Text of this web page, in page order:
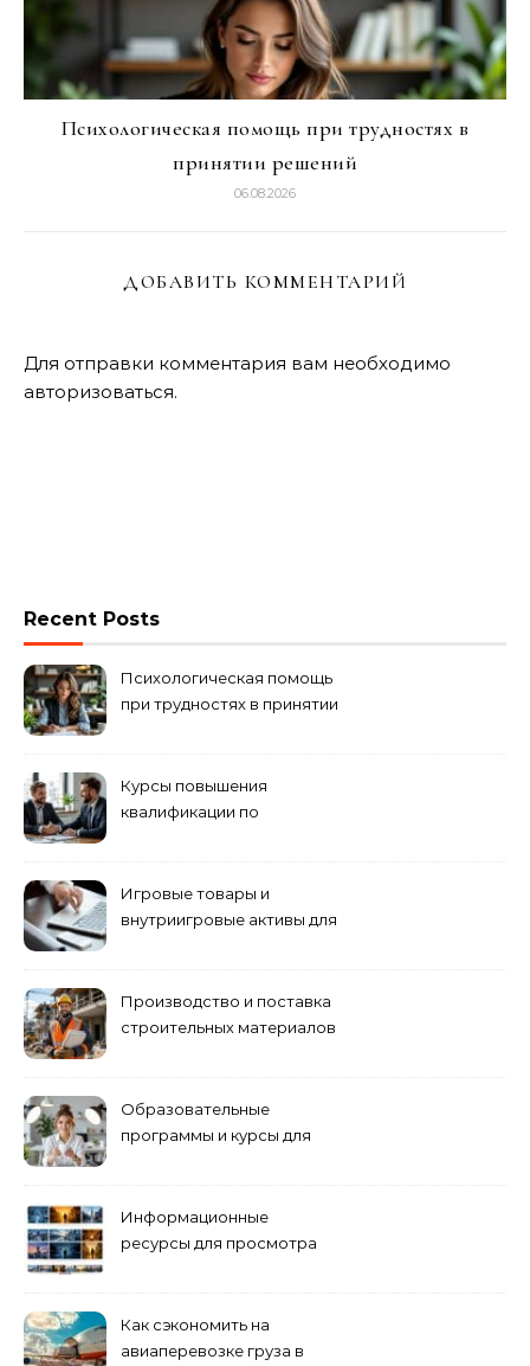
Психологическая помощь при трудностях в
принятии решений
06.08.2026
ДОБАВИТЬ КОММЕНТАРИЙ
Для отправки комментария вам необходимо
авторизоваться.
Recent Posts
Психологическая помощь
при трудностях в принятии
Курсы повышения
квалификации по
Игровые товары и
внутриигровые активы для
приобретения
Производство и поставка
строительных материалов
Образовательные
программы и курсы для
Информационные
ресурсы для просмотра
Как сэкономить на
авиаперевозке груза в